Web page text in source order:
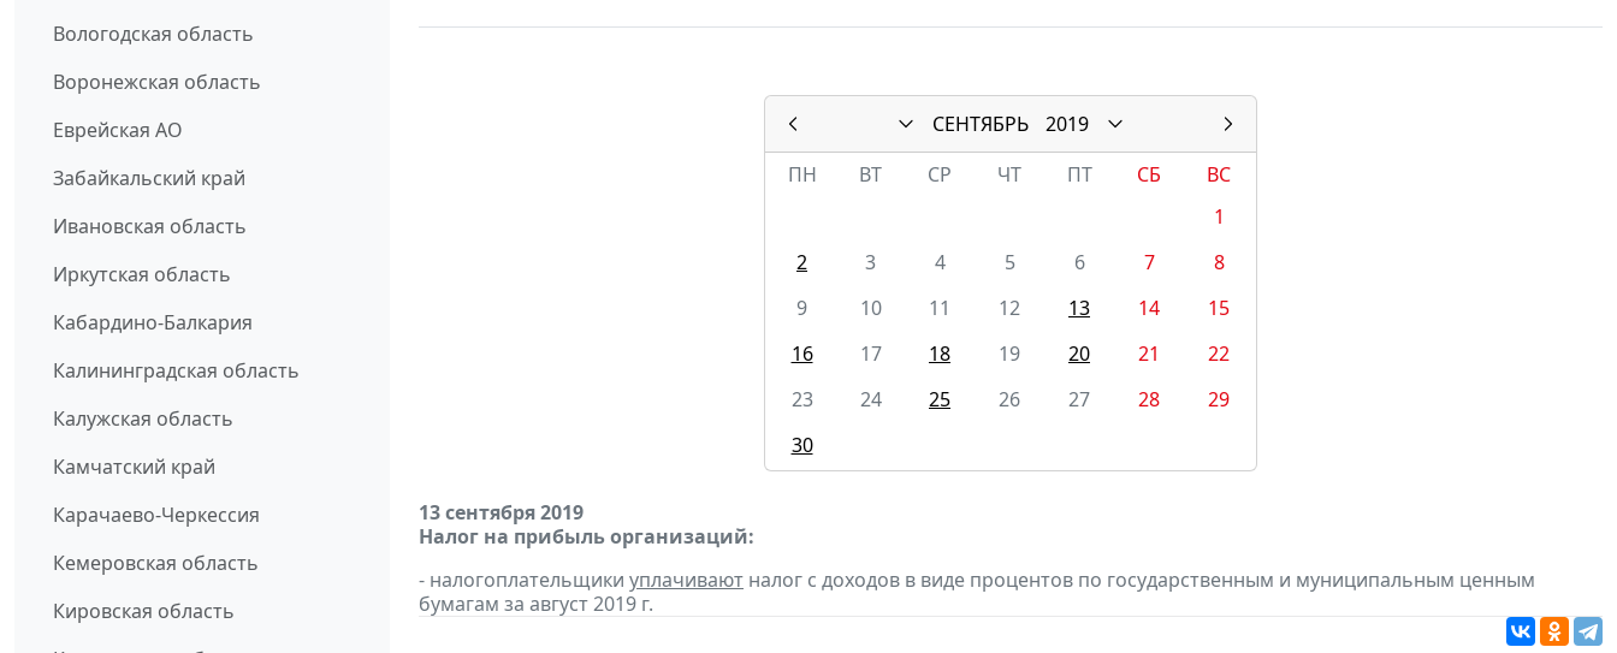
Вологодская область
Воронежская область
Еврейская АО
Забайкальский край
Ивановская область
Иркутская область
Кабардино-Балкария
Калининградская область
Калужская область
Камчатский край
Карачаево-Черкессия
Кемеровская область
Кировская область
СЕНТЯБРЬ
2019
ПН
ВТ СР ЧТ ПТ СБ
ВС
1
2
3 4 5 6 7
8
9
10 11 12 13 14
15
16
17 18 19 20 21
22
23
24 25 26 27 28
29
30
13 сентября 2019
Налог на прибыль организаций:
- налогоплательщики уплачивают налог с доходов в виде процентов по государственным и муниципальным ценным
бумагам за август 2019 г.